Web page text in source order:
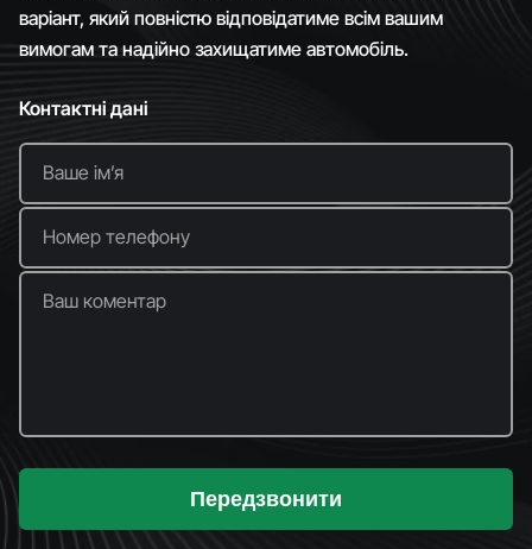
варіант, який повністю відповідатиме всім вашим
вимогам та надійно захищатиме автомобіль.
Контактні дані
Ваше імʼя
Номер телефону
Ваш коментар
Передзвонити